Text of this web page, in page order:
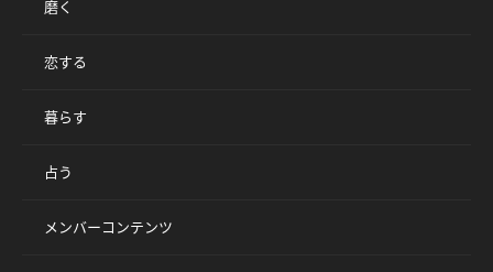
磨く
恋する
暮らす
占う
メンバーコンテンツ